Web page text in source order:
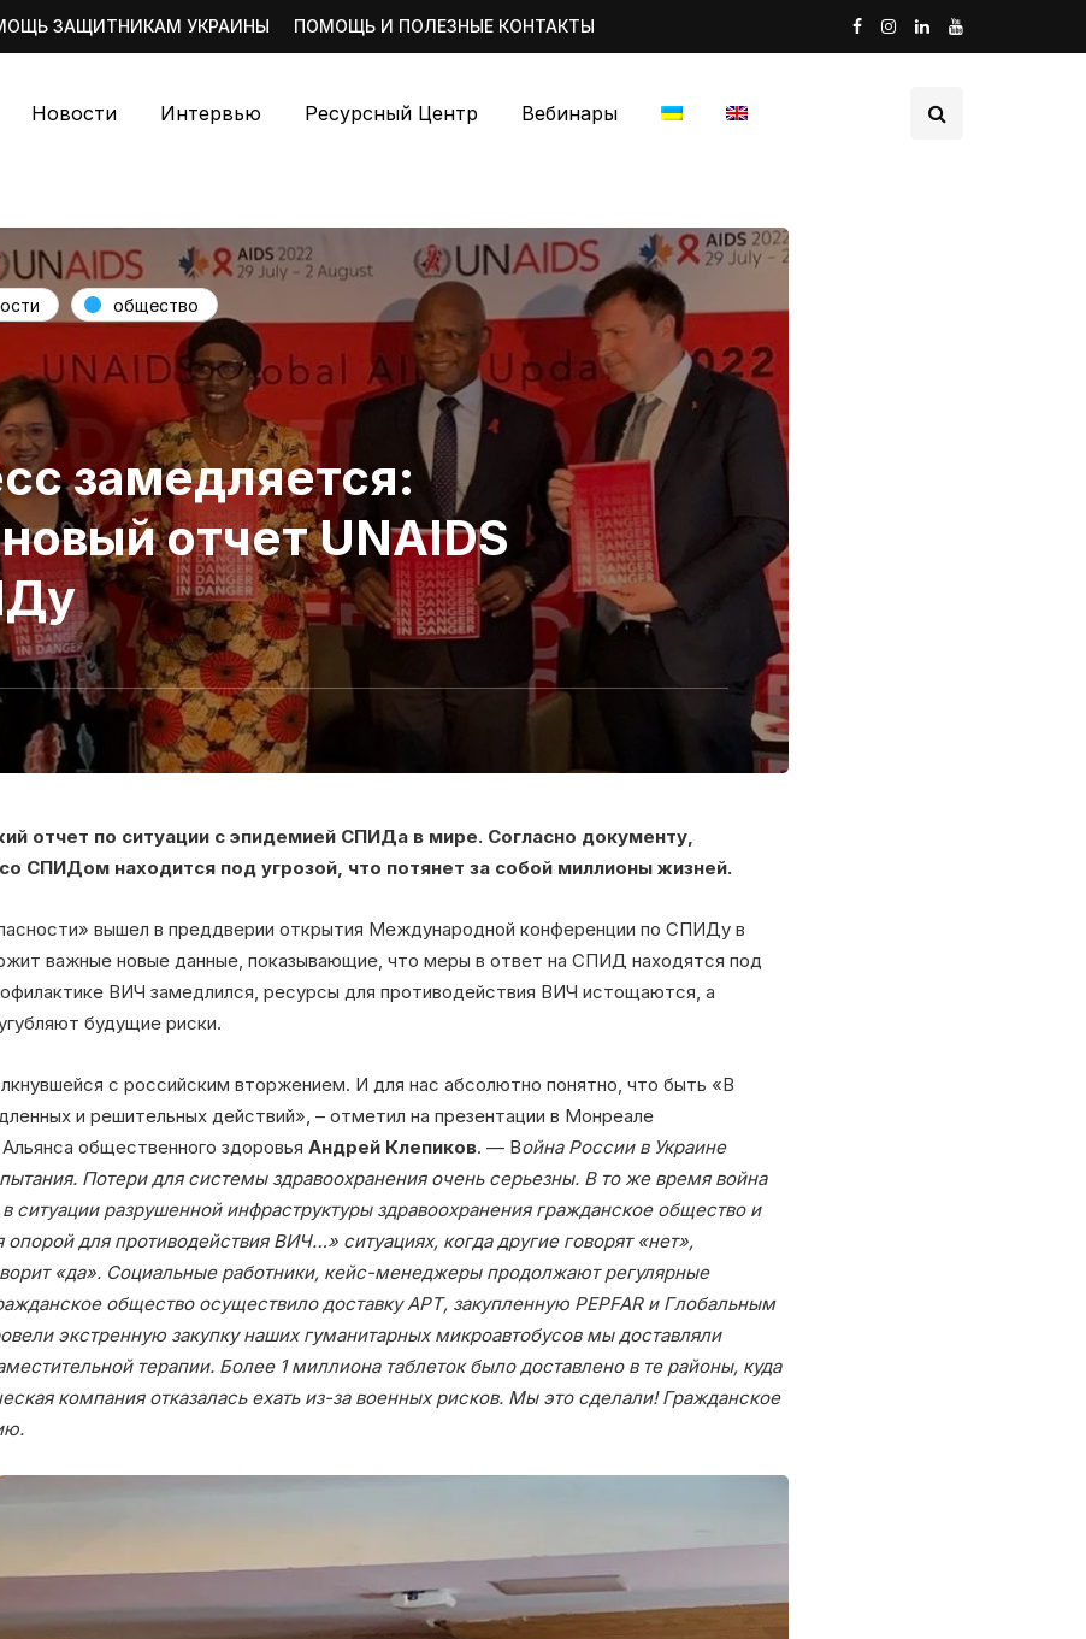
ЗАЩИТНИКАМ УКРАИНЫ ПОМОЩЬ И ПОЛЕЗНЫЕ КОНТАКТЫ
Новости Интервью Ресурсный Центр Вебинары
общество
замедляется:
отчет UNAIDS
отчет по ситуации с эпидемией СПИДа в мире. Согласно документу,
СПИДом находится под угрозой, что потянет за собой миллионы жизней.
вышел в преддверии открытия Международной конференции по СПИДу в
важные новые данные, показывающие, что меры в ответ на СПИД находятся под
ВИЧ замедлился, ресурсы для противодействия ВИЧ истощаются, а
будущие риски.
с российским вторжением. И для нас абсолютно понятно, что быть «В
и решительных действий», – отметил на презентации в Монреале
общественного здоровья Андрей Клепиков. — Война России в Украине
Потери для системы здравоохранения очень серьезны. В то же время война
ситуации разрушенной инфраструктуры здравоохранения гражданское общество и
для противодействия ВИЧ…» ситуациях, когда другие говорят «нет»,
«да». Социальные работники, кейс-менеджеры продолжают регулярные
общество осуществило доставку АРТ, закупленную PEPFAR и Глобальным
экстренную закупку наших гуманитарных микроавтобусов мы доставляли
терапии. Более 1 миллиона таблеток было доставлено в те районы, куда
компания отказалась ехать из-за военных рисков. Мы это сделали! Гражданское